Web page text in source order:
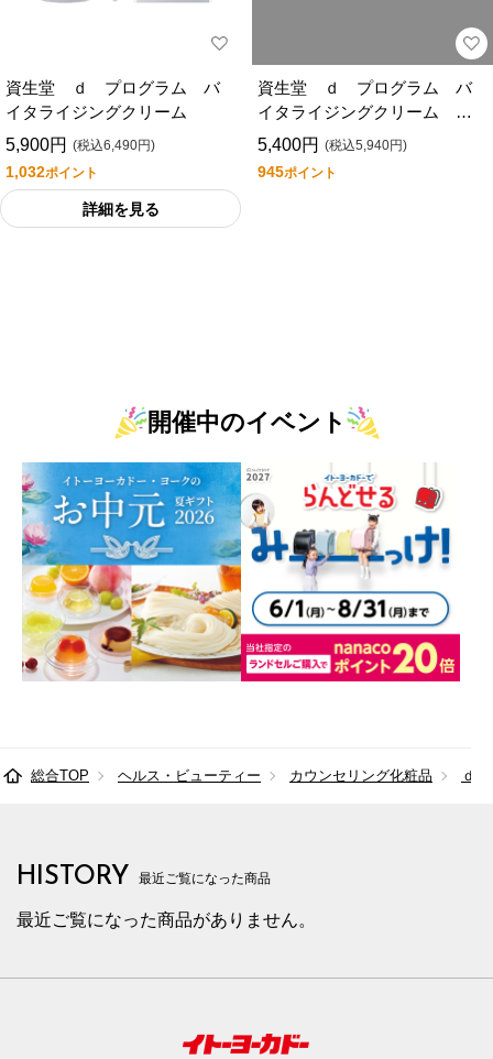
資生堂 ｄ プログラム バ
イタライジングクリーム
5,900円 (税込6,490円)
1,032ポイント
詳細を見る
資生堂 ｄ プログラム バ
イタライジングクリーム
（レフィル）
5,400円 (税込5,940円)
945ポイント
開催中のイベント
総合TOP ヘルス・ビューティー カウンセリング化粧品 ｄ
HISTORY 最近ご覧になった商品
最近ご覧になった商品がありません。